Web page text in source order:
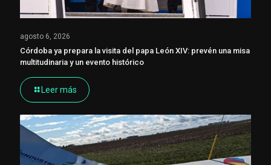
agosto 6, 2026
Córdoba ya prepara la visita del papa León XIV: prevén una misa
multitudinaria y un evento histórico
Leer más